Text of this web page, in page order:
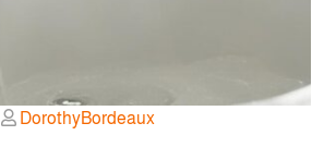
Posted
DorothyBordeaux